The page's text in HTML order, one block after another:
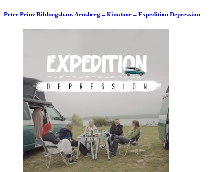
Peter Prinz Bildungshaus Arnsberg – Kinotour – Expedition Depression